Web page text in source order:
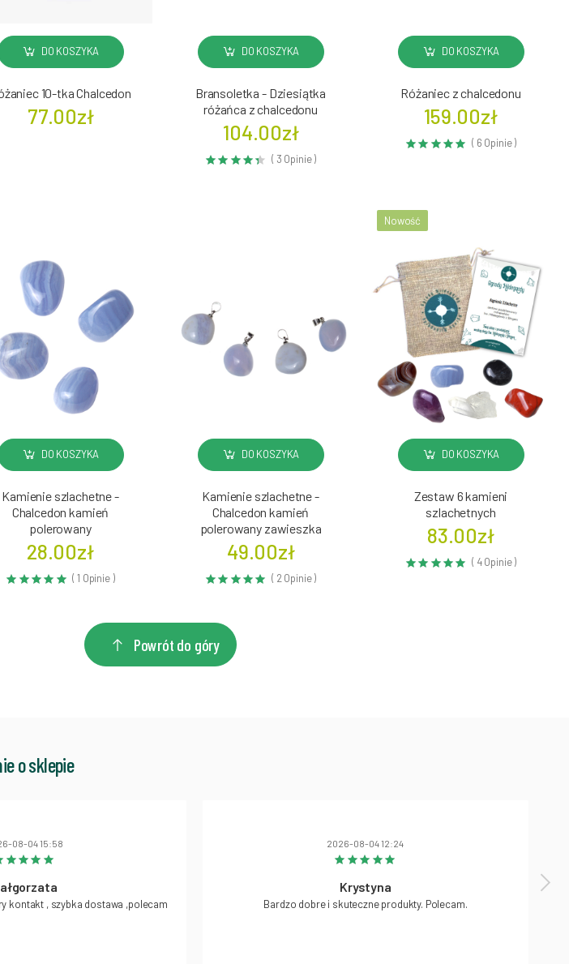
DO KOSZYKA
10-tka Chalcedon
77.00zł
DO KOSZYKA
Bransoletka - Dziesiątka
różańca z chalcedonu
104.00zł
( 3 Opinie )
DO KOSZYKA
Różaniec z chalcedonu
159.00zł
( 6 Opinie )
DO KOSZYKA
Kamienie szlachetne -
Chalcedon kamień
polerowany
28.00zł
( 1 Opinie )
DO KOSZYKA
Kamienie szlachetne -
Chalcedon kamień
polerowany zawieszka
49.00zł
( 2 Opinie )
Nowość
DO KOSZYKA
Zestaw 6 kamieni
szlachetnych
83.00zł
( 4 Opinie )
Powrót do góry
o sklepie
08-04 15:58
kontakt , szybka dostawa ,polecam
2026-08-04 12:24
Krystyna
Bardzo dobre i skuteczne produkty. Polecam.